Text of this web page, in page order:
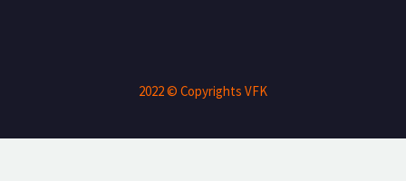
2022 © Copyrights VFK